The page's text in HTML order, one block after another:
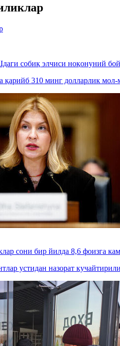
собиқ элчиси ноқонуний
310 минг долларлик мол-
сони бир йилда 8,6 фоизга
устидан назорат